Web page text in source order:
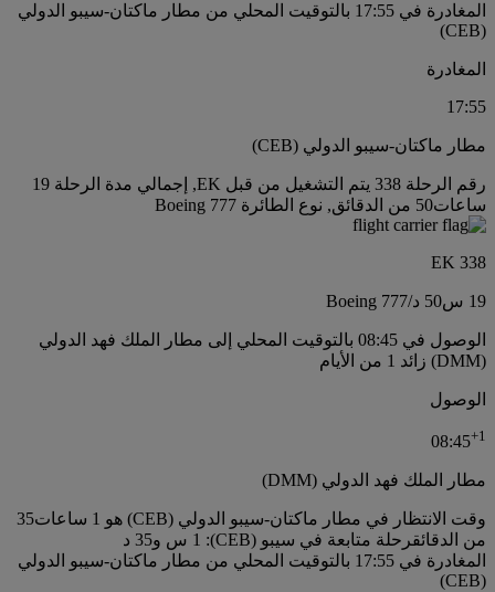
المغادرة في 17:55 بالتوقيت المحلي من مطار ماكتان-سيبو الدولي
(CEB)
المغادرة
17:55
مطار ماكتان-سيبو الدولي (CEB)
رقم الرحلة 338 يتم التشغيل من قبل EK, إجمالي مدة الرحلة 19
ساعات50 من الدقائق, نوع الطائرة Boeing 777
EK 338
19 س 50 د /
Boeing 777
الوصول في 08:45 بالتوقيت المحلي إلى مطار الملك فهد الدولي
(DMM) زائد 1 من الأيام
الوصول
08:45+1
مطار الملك فهد الدولي (DMM)
وقت الانتظار في مطار ماكتان-سيبو الدولي (CEB) هو 1 ساعات35
من الدقائقرحلة متابعة في سيبو (CEB): 1 س و35 د
المغادرة في 17:55 بالتوقيت المحلي من مطار ماكتان-سيبو الدولي
(CEB)